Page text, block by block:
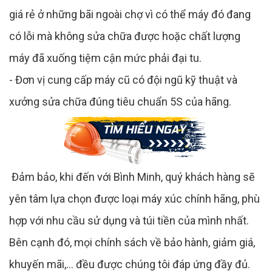
giá rẻ ở những bãi ngoài chợ vì có thể máy đó đang
có lỗi mà không sửa chữa được hoặc chất lượng
máy đã xuống tiệm cận mức phải đại tu.
- Đơn vị cung cấp máy cũ có đội ngũ kỹ thuật và
xưởng sửa chữa đúng tiêu chuẩn 5S của hãng.
Đảm bảo, khi đến với Bình Minh, quý khách hàng sẽ
yên tâm lựa chọn được loại máy xúc chính hãng, phù
hợp với nhu cầu sử dụng và túi tiền của mình nhất.
Bên cạnh đó, mọi chính sách về bảo hành, giảm giá,
khuyến mãi,… đều được chúng tôi đáp ứng đầy đủ.